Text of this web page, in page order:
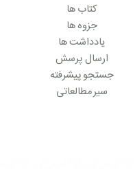
کتاب ها
جزوه ها
یادداشت ها
ارسال پرسش
جستجو پیشرفته
سیر مطالعاتی